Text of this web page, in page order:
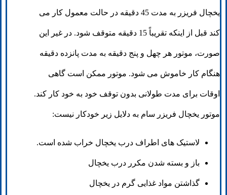
یخچال فریزر به مدت 45 دقیقه در حالت معمول کار می
کند قبل از اینکه تقریباً 15 دقیقه متوقف شود. در غیر این
صورت، موتور هر چهل و پنج دقیقه به مدت پانزده دقیقه
هنگام کار خاموش می شود. موتور ممکن است گاهی
اوقات برای مدت طولانی بدون توقف خود به خود کار کند.
موتور یخچال فریزر سام به دلایل زیر خودکار نیست:
لاستیک های اطراف درب یخچال خراب شده است.
باز و بسته شدن مکرر درب یخچال
گذاشتن مواد غذایی گرم در یخچال